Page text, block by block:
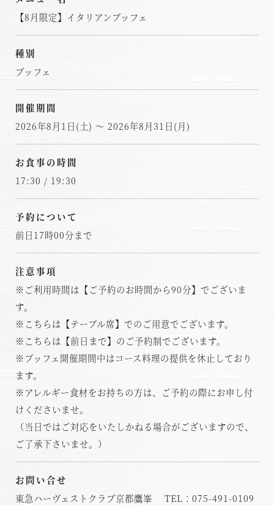
【8月限定】イタリアンブッフェ
種別
ブッフェ
開催期間
2026年8月1日(土) ～ 2026年8月31日(月)
お食事の時間
17:30 / 19:30
予約について
前日17時00分まで
注意事項
※ご利用時間は【ご予約のお時間から90分】でございま
す。
※こちらは【テーブル席】でのご用意でございます。
※こちらは【前日まで】のご予約制でございます。
※ブッフェ開催期間中はコース料理の提供を休止しており
ます。
※アレルギー食材をお持ちの方は、ご予約の際にお申し付
けくださいませ。
（当日ではご対応をいたしかねる場合がございますので、
ご了承下さいませ。）
お問い合せ
東急ハーヴェストクラブ京都鷹峯 TEL：075-491-0109